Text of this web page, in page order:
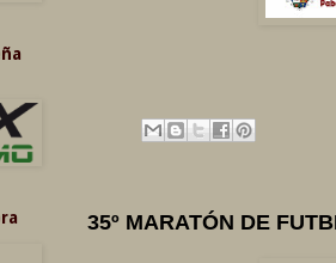
35º MARATÓN DE